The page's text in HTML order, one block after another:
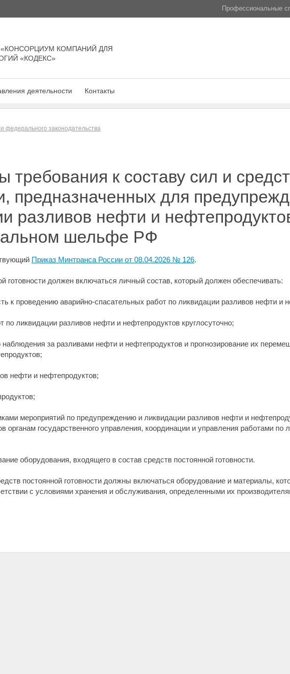
Профессиональные
КОМПАНИЙ ДЛЯ
«КОДЕКС»
деятельности Контакты
федерального законодательства
требования к составу сил и
предназначенных для
разливов нефти и
шельфе РФ
Приказ Минтранса России от 08.04.2026 № 126.
готовности должен включаться личный состав, который должен обеспечивать:
к проведению аварийно-спасательных работ по ликвидации разливов нефти и
по ликвидации разливов нефти и нефтепродуктов круглосуточно;
наблюдения за разливами нефти и нефтепродуктов и прогнозирование их
нефти и нефтепродуктов;
мероприятий по предупреждению и ликвидации разливов нефти и
органам государственного управления, координации и управления работами по
оборудования, входящего в состав средств постоянной готовности.
постоянной готовности должны включаться оборудование и материалы,
с условиями хранения и обслуживания, определенными их